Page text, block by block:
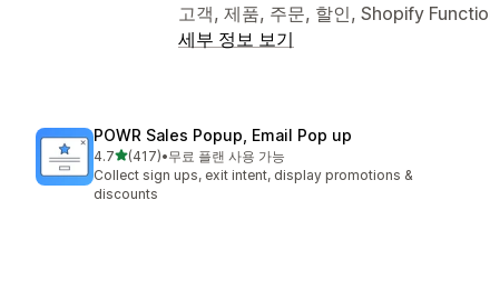
고객, 제품, 주문, 할인, Shopify
세부 정보 보기
POWR Sales Popup, Email Pop up
4.7별 5개 중
(417)
총 리뷰 417개
•무료 플랜 사용 가능
Collect sign ups, exit intent, display promotions &
discounts